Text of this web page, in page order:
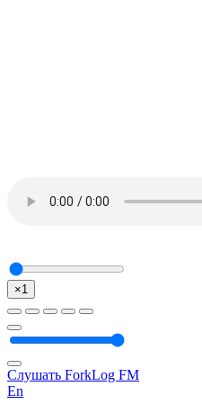
×1
Слушать ForkLog FM
En